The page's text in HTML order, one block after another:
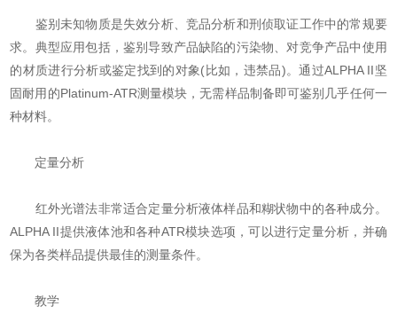
鉴别未知物质是失效分析、竞品分析和刑侦取证工作中的常规要
求。典型应用包括，鉴别导致产品缺陷的污染物、对竞争产品中使用
的材质进行分析或鉴定找到的对象(比如，违禁品)。通过ALPHA II坚
固耐用的Platinum-ATR测量模块，无需样品制备即可鉴别几乎任何一
种材料。
定量分析
红外光谱法非常适合定量分析液体样品和糊状物中的各种成分。
ALPHA II提供液体池和各种ATR模块选项，可以进行定量分析，并确
保为各类样品提供最佳的测量条件。
教学